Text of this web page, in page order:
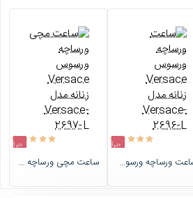
حراج
اتمام موجودی
ساعت ورساچه ورسوس Versace زنانه مدل Versace-2696-L
حراج
اتمام موجودی
ساعت مچی ورساچه ورسوس Versace زنانه مدل Versace-2697-L